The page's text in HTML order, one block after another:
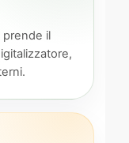
prende il